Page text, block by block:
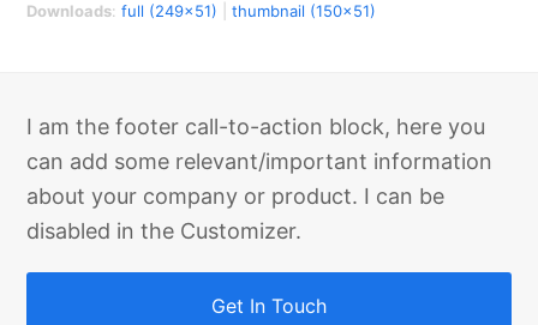
Downloads:full (249x51) |thumbnail (150x51)
I am the footer call-to-action block, here you
can add some relevant/important information
about your company or product. I can be
disabled in the Customizer.
Get In Touch